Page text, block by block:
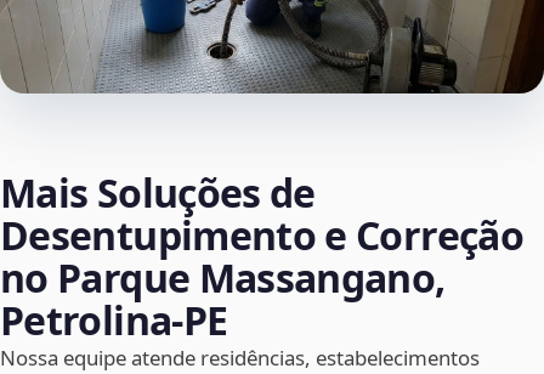
Mais Soluções de
Desentupimento e Correção
no Parque Massangano,
Petrolina‑PE
Nossa equipe atende residências, estabelecimentos